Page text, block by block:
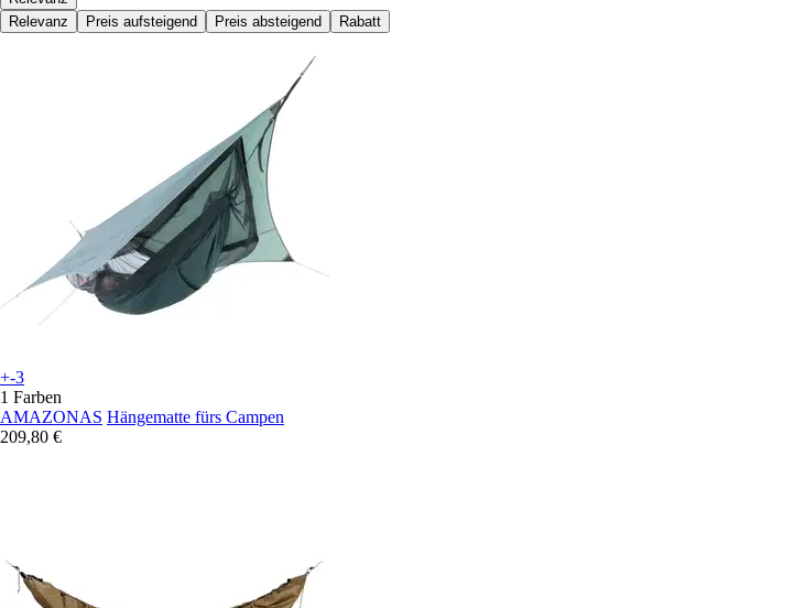
Relevanz
Preis aufsteigend Preis absteigend Rabatt
+-3
1 Farben
AMAZONAS Hängematte fürs Campen
209,80 €